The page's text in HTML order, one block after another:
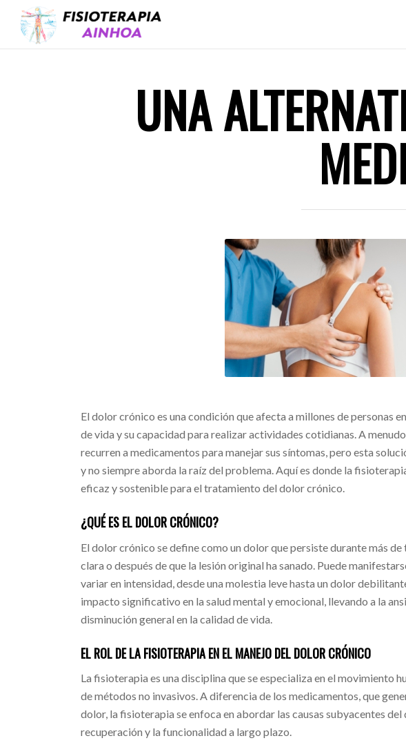
UNA
El dolor crónico es una condición que afecta a millones de personas
de vida y su capacidad para realizar actividades cotidianas. A
recurren a medicamentos para manejar sus síntomas, pero esta
y no siempre aborda la raíz del problema. Aquí es donde la
eficaz y sostenible para el tratamiento del dolor crónico.
¿QUÉ ES EL DOLOR CRÓNICO?
El dolor crónico se define como un dolor que persiste durante más de
clara o después de que la lesión original ha sanado. Puede
variar en intensidad, desde una molestia leve hasta un dolor
impacto significativo en la salud mental y emocional, llevando a la
disminución general en la calidad de vida.
EL ROL DE LA FISIOTERAPIA EN EL MANEJO DEL DOLOR CRÓNICO
La fisioterapia es una disciplina que se especializa en el movimiento
de métodos no invasivos. A diferencia de los medicamentos, que
dolor, la fisioterapia se enfoca en abordar las causas subyacentes
recuperación y la funcionalidad a largo plazo.